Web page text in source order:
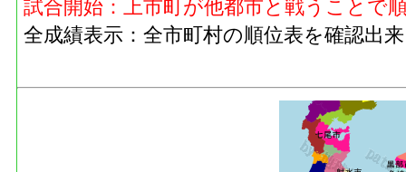
試合開始：上市町が他都市と戦うことで
全成績表示：全市町村の順位表を確認出